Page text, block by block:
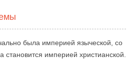
была империей языческой, со
становится империей христианской.